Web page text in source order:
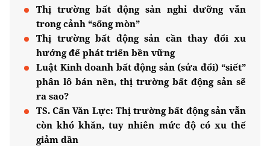
Thị trường bất động sản nghỉ dưỡng vẫn
trong cảnh “sống mòn”
Thị trường bất động sản cần thay đổi xu
hướng để phát triển bền vững
Luật Kinh doanh bất động sản (sửa đổi) “siết”
phân lô bán nền, thị trường bất động sản sẽ
ra sao?
TS. Cấn Văn Lực: Thị trường bất động sản vẫn
còn khó khăn, tuy nhiên mức độ có xu thế
giảm dần